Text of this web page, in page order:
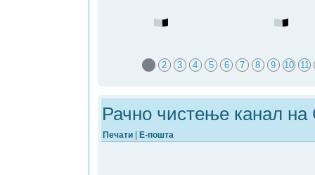
1 2 3 4 5 6 7 8 9 10 11
Рачно чистење канал на
Печати | Е-пошта